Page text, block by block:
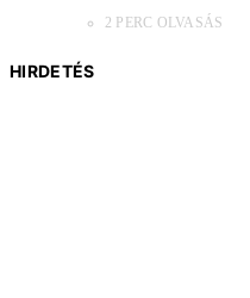
2 PERC OLVASÁS
HIRDETÉS